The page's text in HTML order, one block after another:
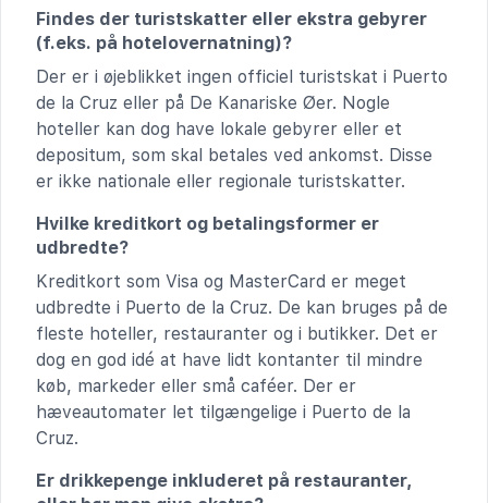
Findes der turistskatter eller ekstra gebyrer
(f.eks. på hotelovernatning)?
Der er i øjeblikket ingen officiel turistskat i Puerto
de la Cruz eller på De Kanariske Øer. Nogle
hoteller kan dog have lokale gebyrer eller et
depositum, som skal betales ved ankomst. Disse
er ikke nationale eller regionale turistskatter.
Hvilke kreditkort og betalingsformer er
udbredte?
Kreditkort som Visa og MasterCard er meget
udbredte i Puerto de la Cruz. De kan bruges på de
fleste hoteller, restauranter og i butikker. Det er
dog en god idé at have lidt kontanter til mindre
køb, markeder eller små caféer. Der er
hæveautomater let tilgængelige i Puerto de la
Cruz.
Er drikkepenge inkluderet på restauranter,